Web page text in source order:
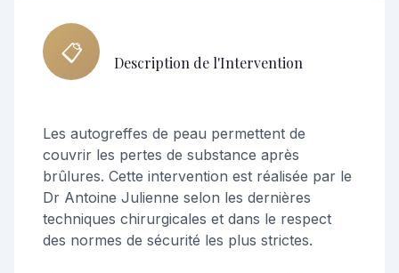
📋 Description de l'Intervention
Les autogreffes de peau permettent de
couvrir les pertes de substance après
brûlures. Cette intervention est réalisée par le
Dr Antoine Julienne selon les dernières
techniques chirurgicales et dans le respect
des normes de sécurité les plus strictes.